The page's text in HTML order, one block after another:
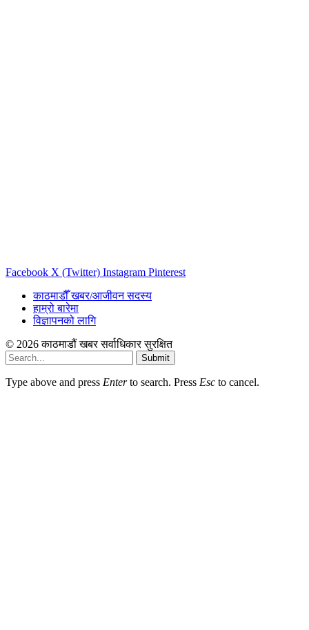
Facebook X (Twitter) Instagram Pinterest
काठमाडौँ खबर/आजीवन सदस्य
हाम्रो बारेमा
विज्ञापनको लागि
© 2026 काठमाडौं खबर सर्वाधिकार सुरक्षित
Submit
Type above and press Enterto search. Press Esc to cancel.